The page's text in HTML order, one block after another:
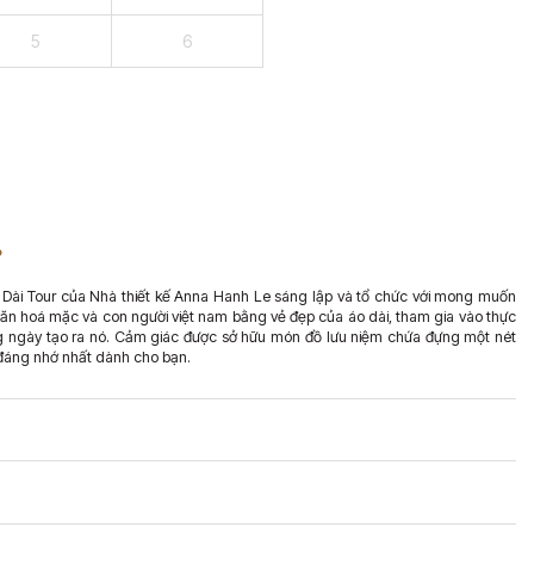
5 6
Tour của Nhà thiết kế Anna Hanh Le sáng lập và tổ chức với mong muốn
hoá mặc và con người việt nam bằng vẻ đẹp của áo dài, tham gia vào thực
tạo ra nó. Cảm giác được sở hữu món đồ lưu niệm chứa đựng một nét
nhớ nhất dành cho bạn.